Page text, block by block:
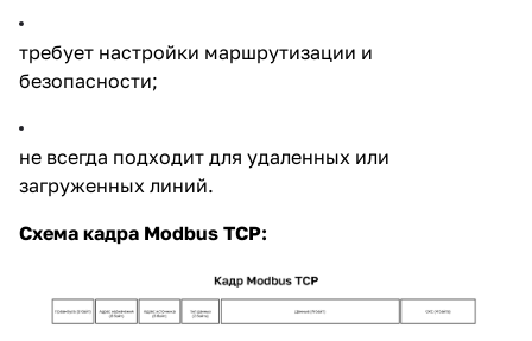
требует настройки маршрутизации и
безопасности;
не всегда подходит для удаленных или
загруженных линий.
Схема кадра Modbus TCP: